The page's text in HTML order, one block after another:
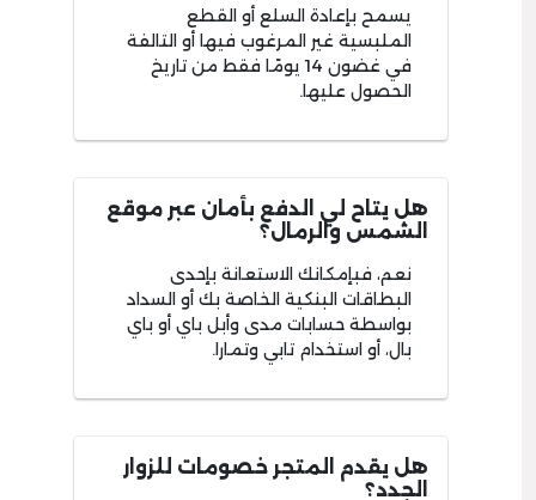
يسمح بإعادة السلع أو القطع
الملبسية غير المرغوب فيها أو التالفة
في غضون 14 يومًا فقط من تاريخ
الحصول عليها.
هل يتاح لي الدفع بأمان عبر موقع
الشمس والرمال؟
نعم، فبإمكانك الاستعانة بإحدى
البطاقات البنكية الخاصة بك أو السداد
بواسطة حسابات مدى وأبل باي أو باي
بال، أو استخدام تابي وتمارا.
هل يقدم المتجر خصومات للزوار
الجدد؟